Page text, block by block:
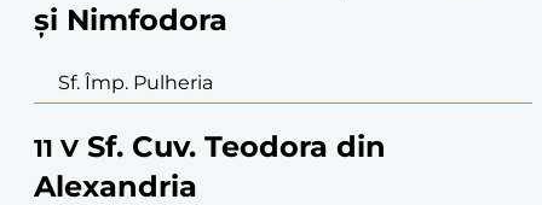
și Nimfodora
Sf. Împ. Pulheria
11 V Sf. Cuv. Teodora din
Alexandria